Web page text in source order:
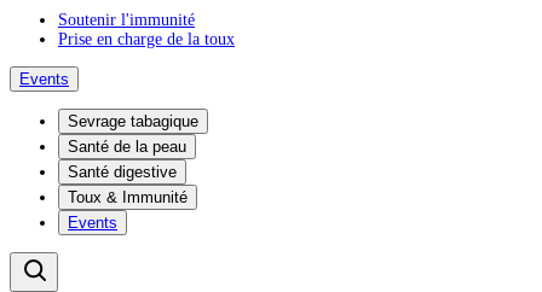
Soutenir l'immunité
Prise en charge de la toux
Events
Sevrage tabagique
Santé de la peau
Santé digestive
Toux & Immunité
Events